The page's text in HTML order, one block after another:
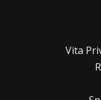
Vita